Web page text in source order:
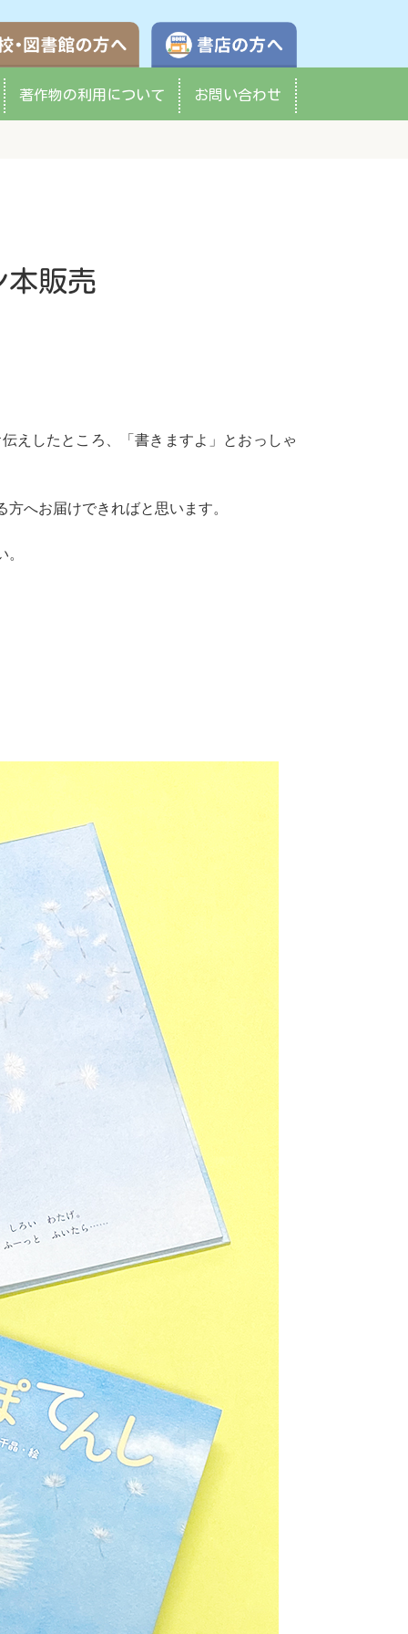
学校・図書館の方へ
著作物の利用について お問い合わせ
本販売
えしたところ、「書きますよ」とおっしゃ
へお届けできればと思います。